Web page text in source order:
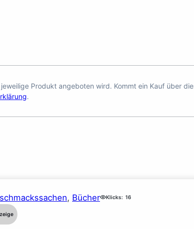
Produkt angeboten wird. Kommt ein Kauf über
.
, Bücher Klicks: 16